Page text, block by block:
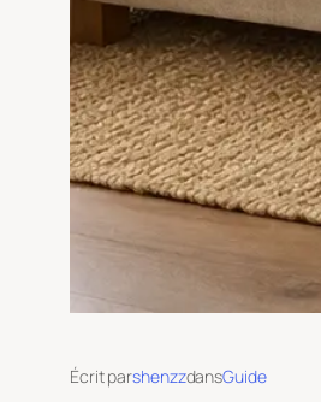
Écrit parshenzzdansGuide